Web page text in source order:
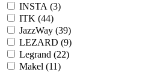
INSTA (3)
ITK (44)
JazzWay (39)
LEZARD (9)
Legrand (22)
Makel (11)